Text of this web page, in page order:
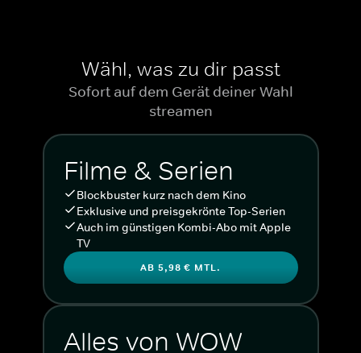
Wähl, was zu dir passt
Sofort auf dem Gerät deiner Wahl
streamen
Filme & Serien
Blockbuster kurz nach dem Kino
Exklusive und preisgekrönte Top-Serien
Auch im günstigen Kombi-Abo mit Apple
TV
AB 5,98 € MTL.
Alles von WOW